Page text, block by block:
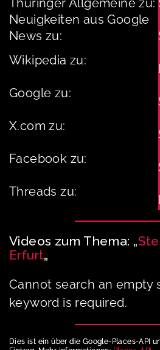
Neuigkeiten aus Google
News zu:
Wikipedia zu:
Google zu:
X.com zu:
Facebook zu:
Threads zu:
Videos zum Thema: „
Erfurt„
Cannot search an empty
keyword is required.
Dies ist ein über die Google-Places-API